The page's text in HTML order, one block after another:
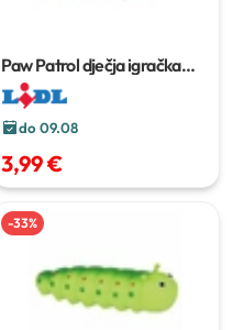
Paw Patrol dječja igračka
Komad
do 09.08
3,99 €
-33%